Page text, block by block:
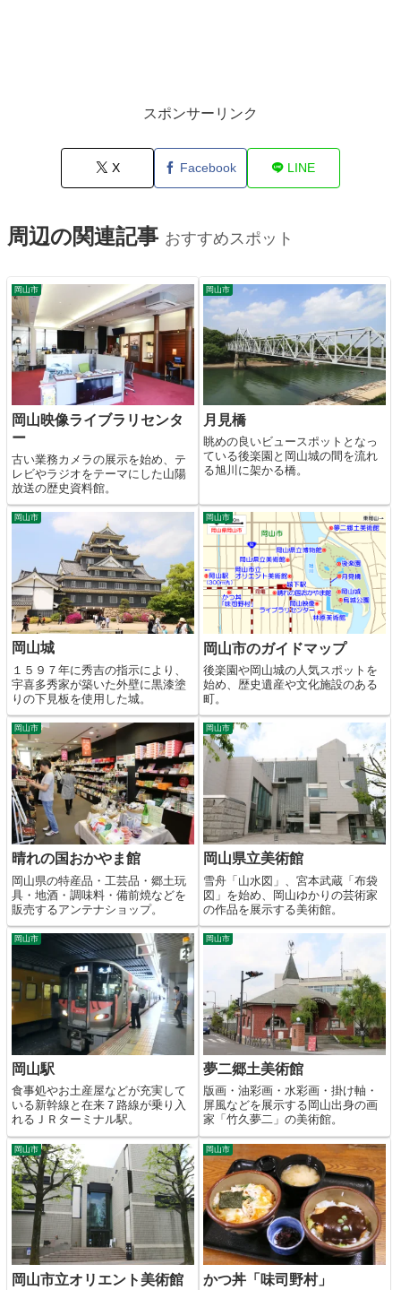
スポンサーリンク
X Facebook LINE
周辺の関連記事 おすすめスポット
岡山市
岡山映像ライブラリセンタ
ー
古い業務カメラの展示を始め、テ
レビやラジオをテーマにした山陽
放送の歴史資料館。
岡山市
月見橋
眺めの良いビュースポットとなっ
ている後楽園と岡山城の間を流れ
る旭川に架かる橋。
岡山市
岡山城
１５９７年に秀吉の指示により、
宇喜多秀家が築いた外壁に黒漆塗
りの下見板を使用した城。
岡山市
岡山市のガイドマップ
後楽園や岡山城の人気スポットを
始め、歴史遺産や文化施設のある
町。
岡山市
晴れの国おかやま館
岡山県の特産品・工芸品・郷土玩
具・地酒・調味料・備前焼などを
販売するアンテナショップ。
岡山市
岡山県立美術館
雪舟「山水図」、宮本武蔵「布袋
図」を始め、岡山ゆかりの芸術家
の作品を展示する美術館。
岡山市
岡山駅
食事処やお土産屋などが充実して
いる新幹線と在来７路線が乗り入
れるＪＲターミナル駅。
岡山市
夢二郷土美術館
版画・油彩画・水彩画・掛け軸・
屏風などを展示する岡山出身の画
家「竹久夢二」の美術館。
岡山市
岡山市立オリエント美術館
岡山市
かつ丼「味司野村」